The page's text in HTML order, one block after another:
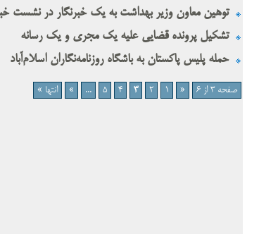
توهین معاون وزیر بهداشت به یک خبرنگار در نشست
تشکیل پرونده قضایی علیه یک مجری و یک رسانه
حمله پلیس پاکستان به باشگاه روزنامه‌نگاران اسلام‌آباد
صفحه 3 از 6 «
1
2
3
4
5
...
» انتها »